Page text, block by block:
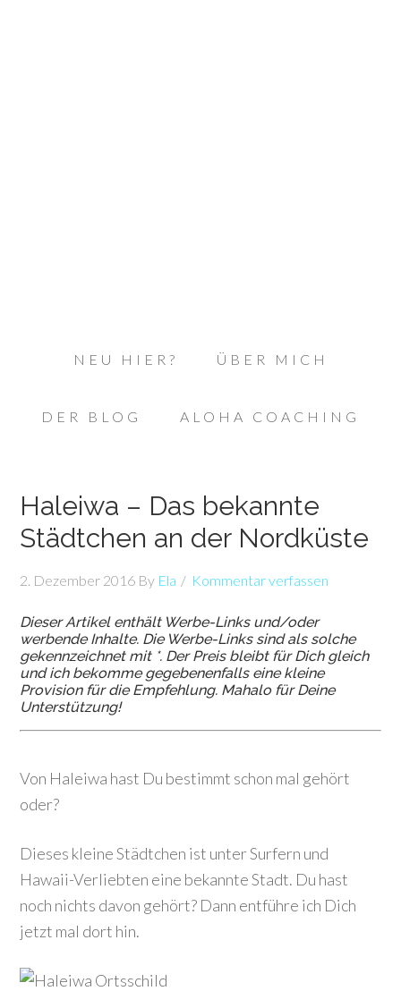
NEU HIER? ÜBER MICH
DER BLOG ALOHA COACHING
Haleiwa – Das bekannte
Städtchen an der Nordküste
2. Dezember 2016 By Ela Kommentar verfassen
Dieser Artikel enthält Werbe-Links und/oder
werbende Inhalte. Die Werbe-Links sind als solche
gekennzeichnet mit *. Der Preis bleibt für Dich gleich
und ich bekomme gegebenenfalls eine kleine
Provision für die Empfehlung. Mahalo für Deine
Unterstützung!
Von Haleiwa hast Du bestimmt schon mal gehört
oder?
Dieses kleine Städtchen ist unter Surfern und
Hawaii-Verliebten eine bekannte Stadt. Du hast
noch nichts davon gehört? Dann entführe ich Dich
jetzt mal dort hin.